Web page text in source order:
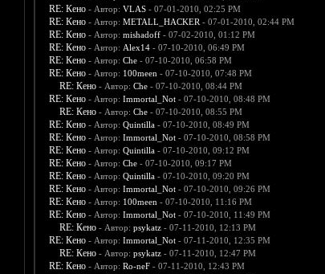
RE: Кено - Автор: VLAS- 07-01-2010, 02:25 PM
RE: Кено - Автор: METALL_HACKER - 07-01-2010, 02:44 PM
RE: Кено - Автор: mishadoff- 07-02-2010, 01:12 PM
RE: Кено - Автор: Alex14- 07-10-2010, 06:49 PM
RE: Кено - Автор: Che- 07-10-2010, 06:58 PM
RE: Кено - Автор: 100meen - 07-10-2010, 07:48 PM
RE: Кено - Автор: Che- 07-10-2010, 08:44 PM
RE: Кено - Автор: Immortal_Not- 07-10-2010, 08:48 PM
RE: Кено - Автор: Che- 07-10-2010, 08:55 PM
RE: Кено - Автор: Quintilla- 07-10-2010, 08:49 PM
RE: Кено - Автор: Immortal_Not- 07-10-2010, 08:58 PM
RE: Кено - Автор: Quintilla- 07-10-2010, 09:12 PM
RE: Кено - Автор: Che- 07-10-2010, 09:17 PM
RE: Кено - Автор: Quintilla- 07-10-2010, 09:20 PM
RE: Кено - Автор: Immortal_Not- 07-10-2010, 09:26 PM
RE: Кено - Автор: 100meen - 07-10-2010, 11:16 PM
RE: Кено - Автор: Immortal_Not- 07-10-2010, 11:49 PM
RE: Кено - Автор: psykatz- 07-11-2010, 12:13 PM
RE: Кено - Автор: Immortal_Not- 07-11-2010, 12:35 PM
RE: Кено - Автор: psykatz- 07-11-2010, 12:47 PM
RE: Кено - Автор: Ro-neF- 07-11-2010, 12:43 PM